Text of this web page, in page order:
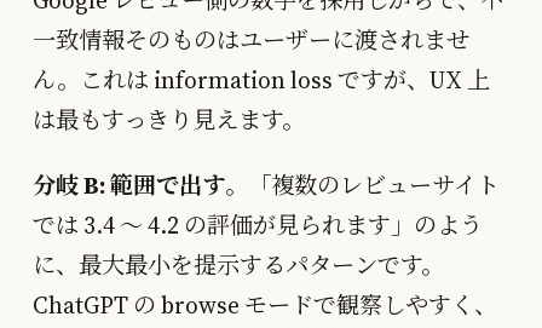
一致情報そのものはユーザーに渡されませ
ん。これは information loss ですが、UX 上
は最もすっきり見えます。
分岐 B: 範囲で出す。「複数のレビューサイト
では 3.4 〜 4.2 の評価が見られます」のよう
に、最大最小を提示するパターンです。
ChatGPT の browse モードで観察しやすく、